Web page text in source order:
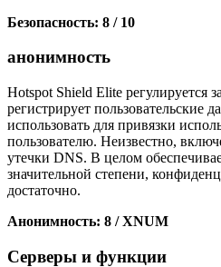
Безопасность: 8 / 10
анонимность
Hotspot Shield Elite регулируется
регистрирует пользовательские
использовать для привязки
пользователю. Неизвестно,
утечки DNS. В целом
значительной степени,
достаточно.
Анонимность: 8 / XNUM
Серверы и функции